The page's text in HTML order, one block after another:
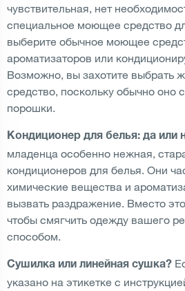
чувствительная, нет
специальное моющее средство
выберите обычное моющее
ароматизаторов или
Возможно, вы захотите выбрать
средство, поскольку обычно оно
порошки.
Кондиционер для белья: да или
младенца особенно нежная,
кондиционеров для белья. Они
химические вещества и
вызвать раздражение. Вместо
чтобы смягчить одежду вашего
способом.
Сушилка или линейная сушка?
указано на этикетке с